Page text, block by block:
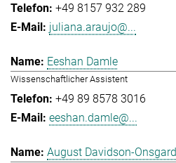
+49 8157 932 289
juliana.araujo@...
Eeshan Damle
Wissenschaftlicher Assistent
+49 89 8578 3016
eeshan.damle@...
August Davidson-Onsgard